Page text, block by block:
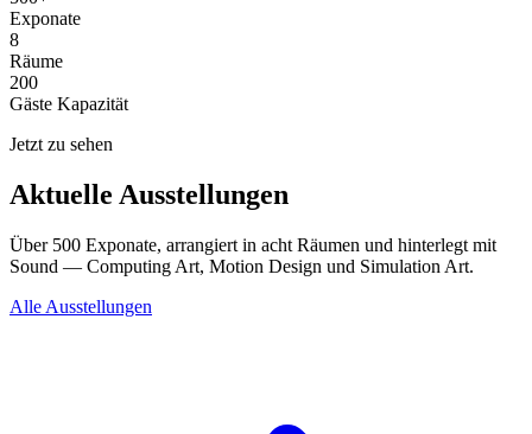
Exponate
8
Räume
200
Gäste Kapazität
Jetzt zu sehen
Aktuelle Ausstellungen
Über 500 Exponate, arrangiert in acht Räumen und hinterlegt mit
Sound — Computing Art, Motion Design und Simulation Art.
Alle Ausstellungen